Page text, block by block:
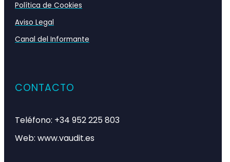
Política de Cookies
Aviso Legal
Canal del Informante
CONTACTO
Teléfono: +34 952 225 803
Web: www.vaudit.es